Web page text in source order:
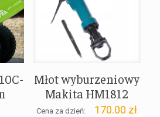
Młot wyburzeniowy
Makita HM1812
Cena za dzień: 170.00 zł